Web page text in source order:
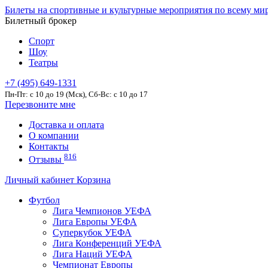
Билеты на спортивные и культурные мероприятия по всему
Билетный брокер
Спорт
Шоу
Театры
+7 (495) 649-1331
Пн-Пт: c 10 до 19 (Мск), Сб-Вс: с 10 до 17
Перезвоните мне
Доставка и оплата
О компании
Контакты
Отзывы 816
Личный кабинет Корзина
Футбол
Лига Чемпионов УЕФА
Лига Европы УЕФА
Суперкубок УЕФА
Лига Конференций УЕФА
Лига Наций УЕФА
Чемпионат Европы